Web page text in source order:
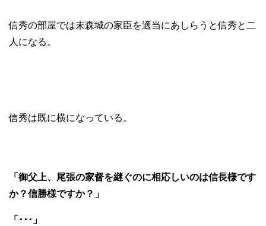
信秀の部屋では末森城の家臣を適当にあしらうと信秀と二
人になる。
信秀は既に横になっている。
「御父上、尾張の家督を継ぐのに相応しいのは信長様です
か？信勝様ですか？」
「･･･」